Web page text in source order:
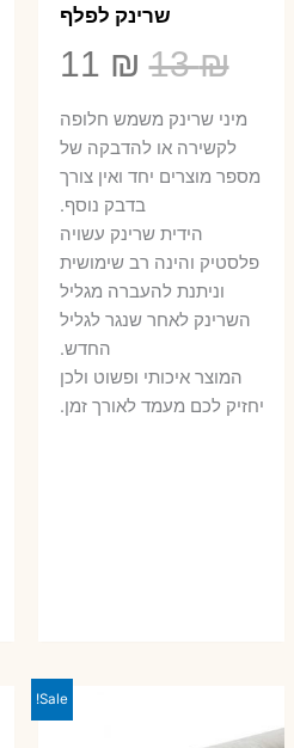
שרינק לפלף
13₪
המחיר
המקורי
היה:
13 ₪.
11 ₪
הוא:
​מיני שרינק משמש חלופה
לקשירה או להדבקה של
מספר מוצרים יחד ואין צורך
בדבק נוסף.
הידית שרינק עשויה
פלסטיק והינה רב שימושית
וניתנת להעברה מגליל
השרינק לאחר שנגר לגליל
החדש.
המוצר איכותי ופשוט ולכן
יחזיק לכם מעמד לאורך זמן.
Sale!